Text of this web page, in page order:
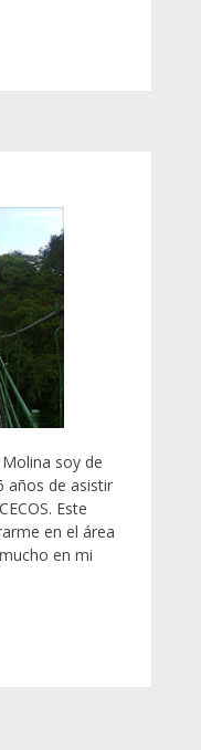
soy de
años de asistir
Este
en el área
en mi